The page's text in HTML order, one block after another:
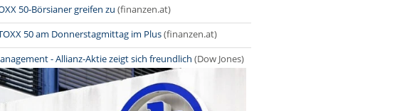
50-Börsianer greifen zu (finanzen.at)
50 am Donnerstagmittag im Plus(finanzen.at)
- Allianz-Aktie zeigt sich freundlich (Dow Jones)